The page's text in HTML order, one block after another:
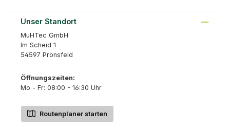
Unser Standort
MuHTec GmbH
Im Scheid 1
54597 Pronsfeld
Öffnungszeiten:
Mo - Fr: 08:00 - 16:30 Uhr
Routenplaner starten